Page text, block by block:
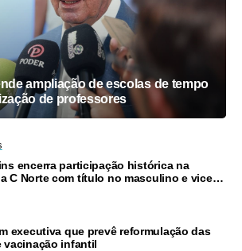
ampliação de escolas de tempo
de professores
encerra participação histórica na
C Norte com título no masculino e vice-
executiva que prevê reformulação das
vacinação infantil